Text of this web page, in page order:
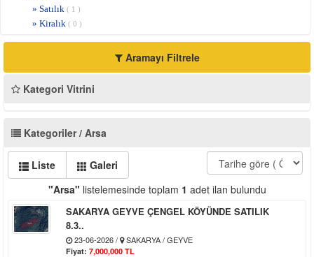
» Satılık ( 1 )
» Kiralık ( 0 )
Aramayı Filtrele
Kategori Vitrini
Kategoriler / Arsa
Liste
Galeri
"Arsa" listelemesinde toplam 1 adet ilan bulundu
SAKARYA GEYVE ÇENGEL KÖYÜNDE SATILIK
8.3..
23-06-2026 / SAKARYA / GEYVE
Fiyat: 7,000,000 TL